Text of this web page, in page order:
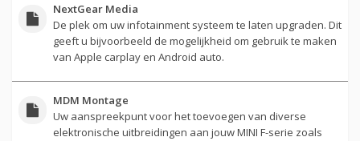
NextGear Media
De plek om uw infotainment systeem te laten upgraden. Dit
geeft u bijvoorbeeld de mogelijkheid om gebruik te maken
van Apple carplay en Android auto.
MDM Montage
Uw aanspreekpunt voor het toevoegen van diverse
elektronische uitbreidingen aan jouw MINI F-serie zoals